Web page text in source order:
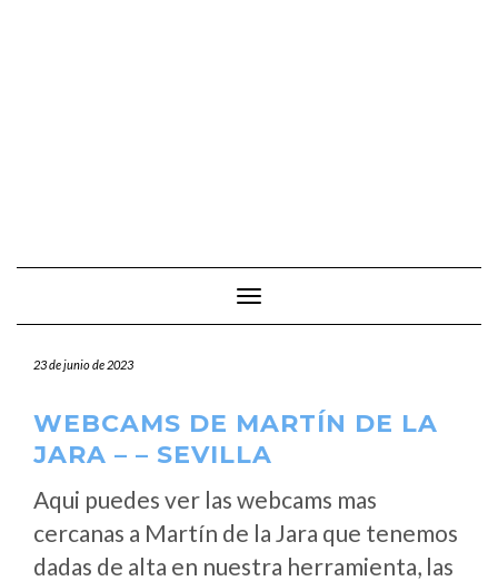
Cambiar modo de navegación
23 de junio de 2023
WEBCAMS DE MARTÍN DE LA
JARA – – SEVILLA
Aqui puedes ver las webcams mas
cercanas a Martín de la Jara que tenemos
dadas de alta en nuestra herramienta, las